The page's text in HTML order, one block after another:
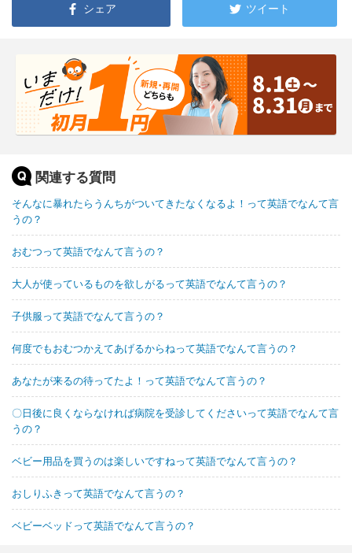
シェア ツイート
関連する質問
そんなに暴れたらうんちがついてきたなくなるよ！って英語でなんて言
うの？
おむつって英語でなんて言うの？
大人が使っているものを欲しがるって英語でなんて言うの？
子供服って英語でなんて言うの？
何度でもおむつかえてあげるからねって英語でなんて言うの？
あなたが来るの待ってたよ！って英語でなんて言うの？
〇日後に良くならなければ病院を受診してくださいって英語でなんて言
うの？
ベビー用品を買うのは楽しいですねって英語でなんて言うの？
おしりふきって英語でなんて言うの？
ベビーベッドって英語でなんて言うの？